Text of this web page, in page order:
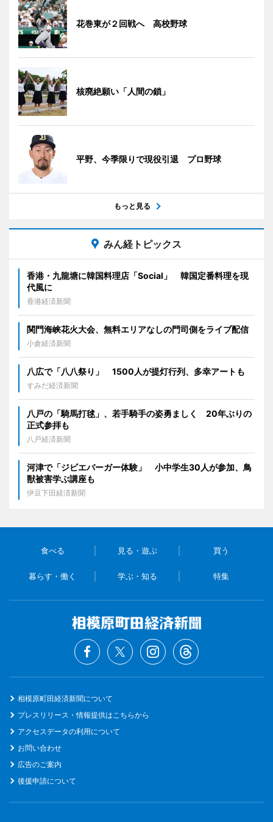
花巻東が２回戦へ 高校野球
核廃絶願い「人間の鎖」
平野、今季限りで現役引退 プロ野球
もっと見る
みん経トピックス
香港・九龍塘に韓国料理店「Social」 韓国定番料理を現
代風に
香港経済新聞
関門海峡花火大会、無料エリアなしの門司側をライブ配信
小倉経済新聞
八広で「八八祭り」 1500人が提灯行列、多幸アートも
すみだ経済新聞
八戸の「騎馬打毬」、若手騎手の姿勇ましく 20年ぶりの
正式参拝も
八戸経済新聞
河津で「ジビエバーガー体験」 小中学生30人が参加、鳥
獣被害学ぶ講座も
伊豆下田経済新聞
食べる 見る・遊ぶ 買う
暮らす・働く 学ぶ・知る 特集
相模原町田経済新聞について
プレスリリース・情報提供はこちらから
アクセスデータの利用について
お問い合わせ
広告のご案内
後援申請について